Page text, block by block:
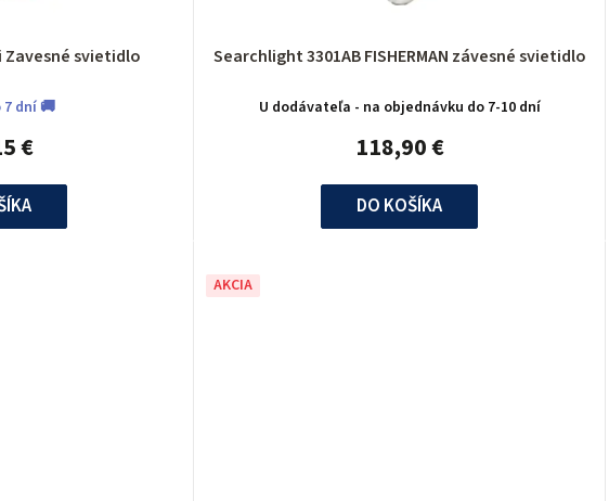
Zavesné svietidlo
dní 🚚
€
Searchlight 3301AB FISHERMAN závesné svietidlo
U dodávateľa - na objednávku do 7-10 dní
118,90 €
DO KOŠÍKA
AKCIA